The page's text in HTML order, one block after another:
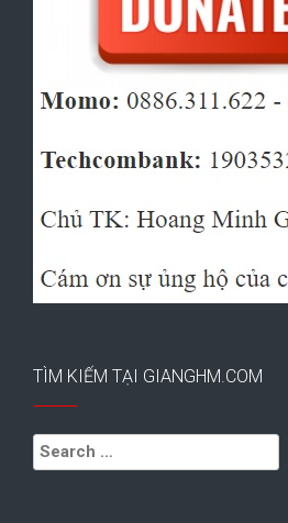
TÌM KIẾM TẠI GIANGHM.COM
Search
for: